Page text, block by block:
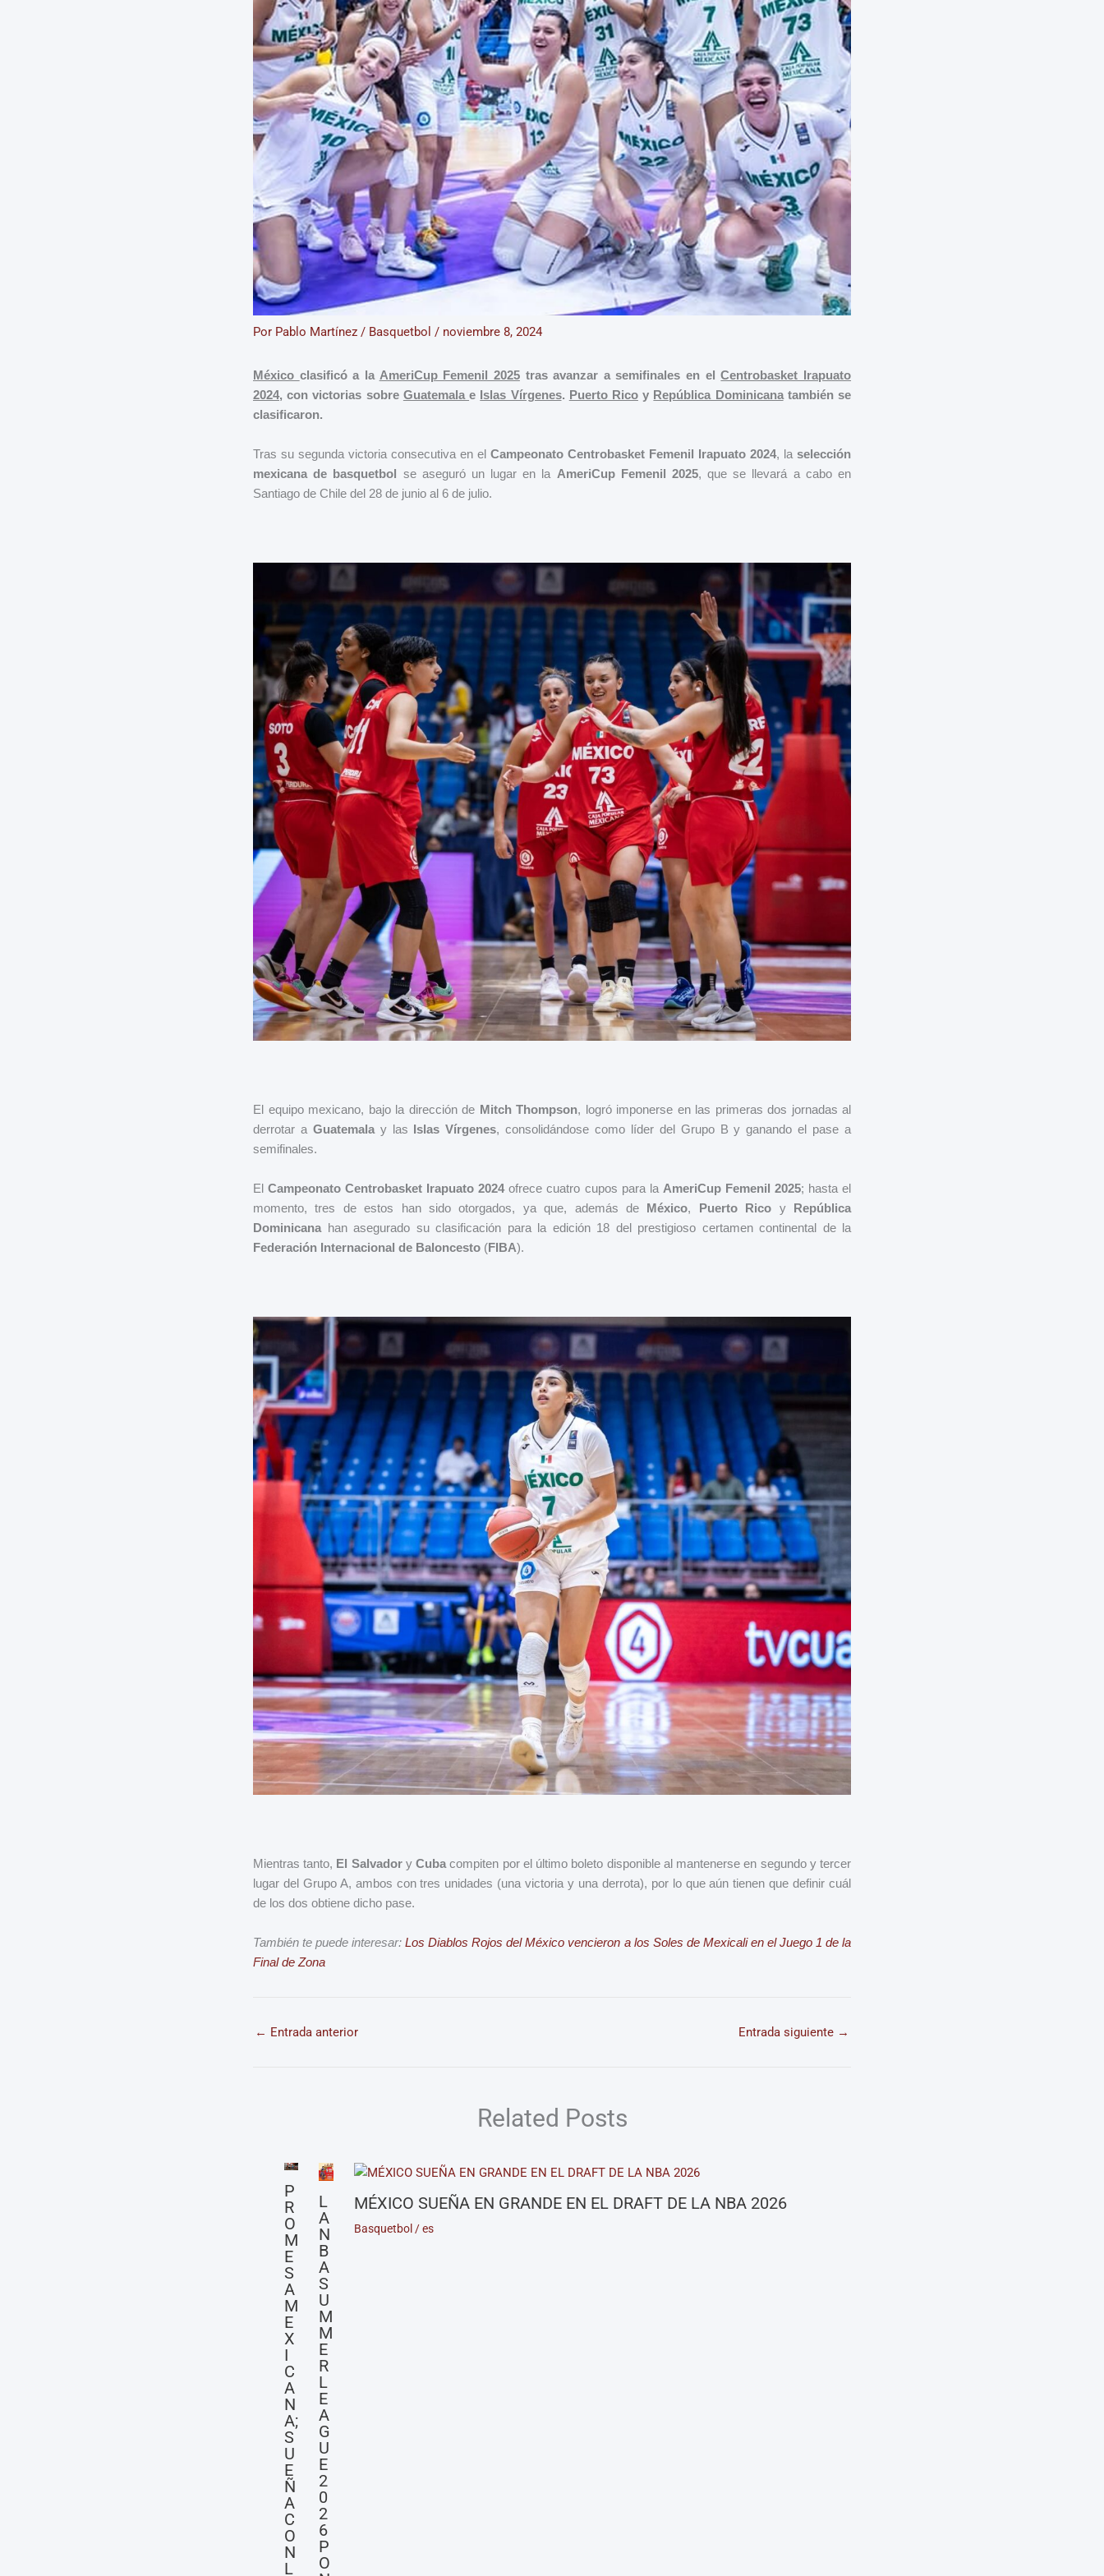
Por Pablo Martínez / Basquetbol / noviembre 8, 2024
México clasificó a la AmeriCup Femenil 2025tras avanzar a semifinales en elCentrobasket Irapuato
2024, con victorias sobre Guatemalae Islas Vírgenes. Puerto Ricoy República Dominicanatambién se
clasificaron.
Tras su segunda victoria consecutiva en el Campeonato Centrobasket Femenil Irapuato 2024, la selección
mexicana de basquetbol se aseguró un lugar en la AmeriCup Femenil 2025, que se llevará a cabo en
Santiago de Chile del 28 de junio al 6 de julio.
El equipo mexicano, bajo la dirección de Mitch Thompson, logró imponerse en las primeras dos jornadas al
derrotar a Guatemalay las Islas Vírgenes, consolidándose como líder del Grupo B y ganando el pase a
semifinales.
ElCampeonato Centrobasket Irapuato 2024ofrece cuatro cupos para la AmeriCup Femenil 2025; hasta el
momento, tres de estos han sido otorgados, ya que, además de México, Puerto Rico y República
Dominicana han asegurado su clasificación para la edición 18 del prestigioso certamen continental de la
Federación Internacional de Baloncesto (FIBA).
Mientras tanto, El Salvador yCubacompiten por el último boleto disponible al mantenerse en segundo y tercer
lugar del Grupo A, ambos con tres unidades (una victoria y una derrota), por lo que aún tienen que definir cuál
de los dos obtiene dicho pase.
También te puede interesar:Los Diablos Rojos del México vencieron a los Soles de Mexicali en el Juego 1 de la
Final de Zona
← Entrada anterior Entrada siguiente →
Related Posts
P
R
O
M
E
S
A
M
E
X
I
C
A
N
A;
S
U
E
Ñ
A
C
O
N
L
L
A
N
B
A
S
U
M
M
E
R
L
E
A
G
U
E
2
0
2
6
P
O
MÉXICO SUEÑA EN GRANDE EN EL DRAFT DE LA NBA 2026
Basquetbol /es